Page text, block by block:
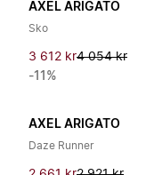
AXEL ARIGATO
Sko
3 612 kr4 054 kr
-11%
AXEL ARIGATO
Daze Runner